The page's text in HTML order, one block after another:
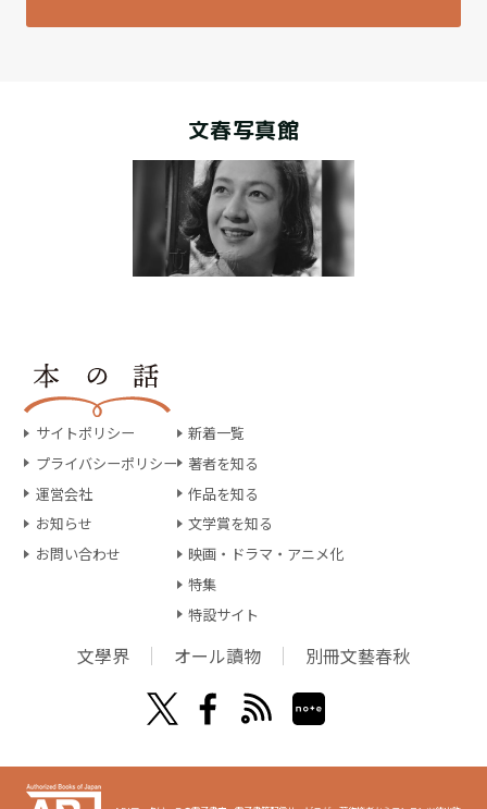
文春写真館
サイトポリシー
プライバシーポリシー
運営会社
お知らせ
お問い合わせ
新着一覧
著者を知る
作品を知る
文学賞を知る
映画・ドラマ・アニメ化
特集
特設サイト
文學界 オール讀物 別冊文藝春秋